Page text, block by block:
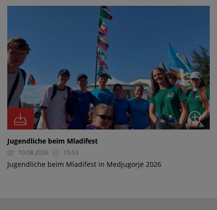
Jugendliche beim Mladifest
10.08.2026 15:53
Jugendliche beim Mladifest in Medjugorje 2026